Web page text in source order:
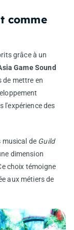
comme
grâce à un
Game Sound
de mettre en
l'expérience des
musical de Guild
dimension
choix témoigne
aux métiers de